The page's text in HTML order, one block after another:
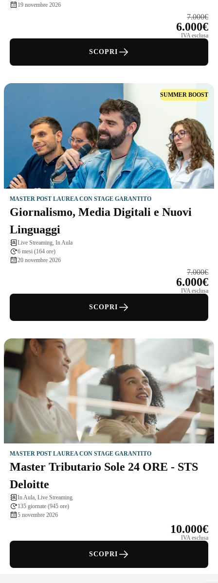
19 novembre 2026
7.000€
6.000€
IVA esclusa
SCOPRI
SUMMER BOOST
MASTER POST LAUREA CON STAGE GARANTITO
Giornalismo, Media Digitali e Nuovi
Linguaggi
Live Streaming, In Aula
6 mesi (164 ore)
20 novembre 2026
7.000€
6.000€
IVA esclusa
SCOPRI
MASTER POST LAUREA CON STAGE GARANTITO
Master Tributario Sole 24 ORE - STS
Deloitte
In Aula, Live Streaming
135 giornate (945 ore)
5 novembre 2026
10.000€
IVA esclusa
SCOPRI